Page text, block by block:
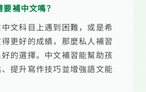
補中文嗎？
文科目上遇到困難，或是希
更好的成績，那麼私人補習
的選擇。中文補習能幫助孩
提升寫作技巧並增強語文能